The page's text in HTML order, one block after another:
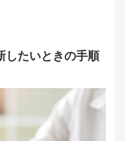
したいときの手順